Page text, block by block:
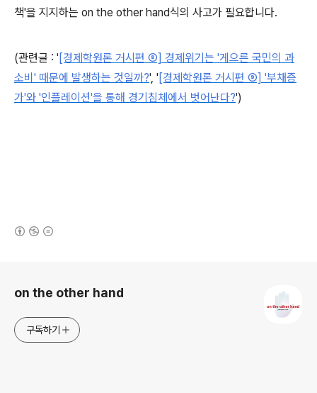
책'을 지지하는 on the other hand식의 사고가 필요합니다.
(관련글 : ' [경제학원론 거시편 ⑧] 경제위기는 '게으른 국민의 과
소비' 때문에 발생하는 것일까?', ' [경제학원론 거시편 ⑨] '부채증
가'와 '인플레이션'을 통해 경기침체에서 벗어난다?')
on the other hand
구독하기